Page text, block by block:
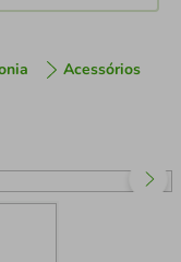
Acessórios